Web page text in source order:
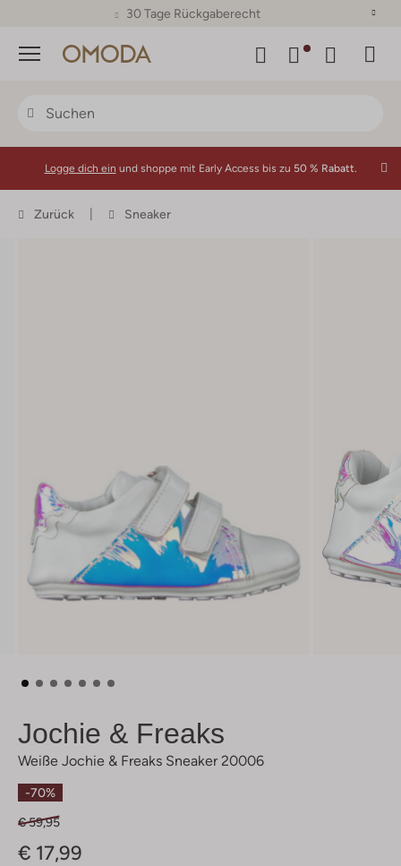
30 Tage Rückgaberecht
Menü
Logge dich ein und shoppe mit Early Access bis zu 50 % Rabatt.
Zurück Sneaker
Jochie & Freaks
Weiße Jochie & Freaks Sneaker 20006
-70%
€ 59,95
€ 17,99